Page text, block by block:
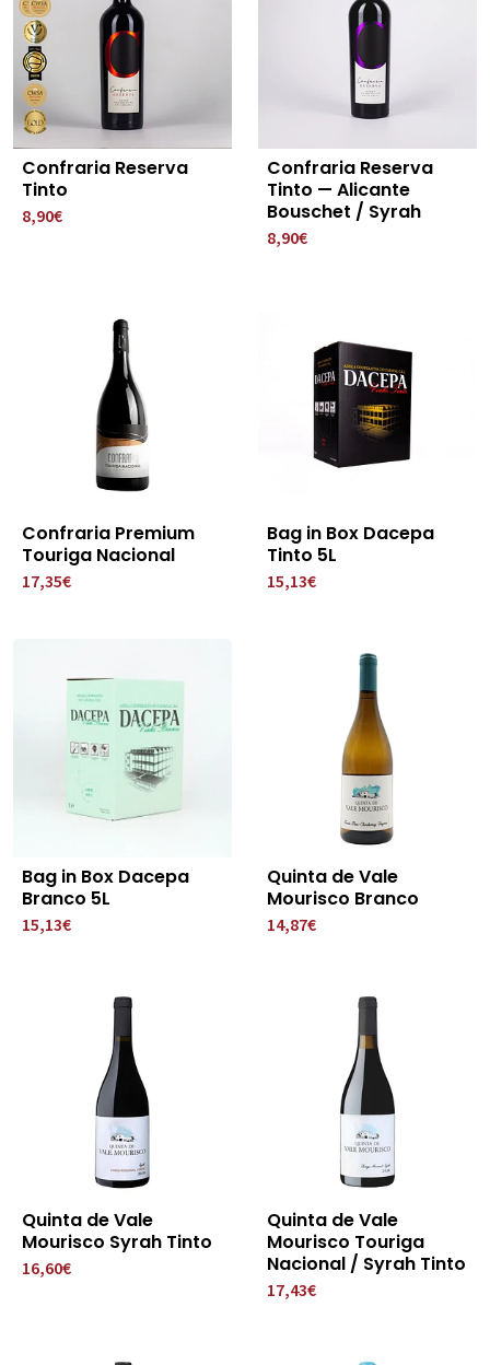
Confraria Reserva
Tinto
8,90€
Confraria Reserva
Tinto — Alicante
Bouschet / Syrah
8,90€
Confraria Premium
Touriga Nacional
17,35€
Bag in Box Dacepa
Tinto 5L
15,13€
Bag in Box Dacepa
Branco 5L
15,13€
Quinta de Vale
Mourisco Branco
14,87€
Quinta de Vale
Mourisco Syrah Tinto
16,60€
Quinta de Vale
Mourisco Touriga
Nacional / Syrah Tinto
17,43€